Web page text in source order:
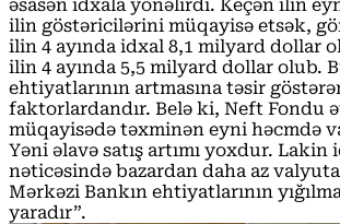
əsasən idxala yönəlirdi. Keçən ilin
ilin göstəricilərini müqayisə etsək,
ilin 4 ayında idxal 8,1 milyard dollar
ilin 4 ayında 5,5 milyard dollar olub.
ehtiyatlarının artmasına təsir
faktorlardandır. Belə ki, Neft Fondu
müqayisədə təxminən eyni həcmdə
Yəni əlavə satış artımı yoxdur. Lakin
nəticəsində bazardan daha az valyuta
Mərkəzi Bankın ehtiyatlarının
yaradır”.